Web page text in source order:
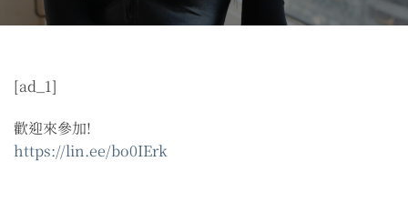
[ad_1]
歡迎來參加!
https://lin.ee/bo0IErk